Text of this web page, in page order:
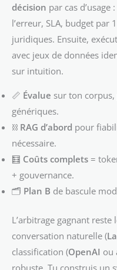
décision par cas
l’erreur, SLA, budget
juridiques. Ensuite,
avec jeux de données
sur intuition.
📏 Évalue sur ton
génériques.
⛓️ RAG d’abord pour
nécessaire.
🧮 Coûts complets =
+ gouvernance.
🗂️ Plan B de bascule
L’arbitrage gagnant
conversation naturelle (
classification (OpenAI ou